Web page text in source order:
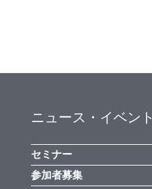
ニュース・イベント
セミナー
参加者募集